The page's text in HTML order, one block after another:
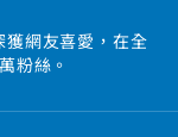
獲網友喜愛，在全
粉絲。